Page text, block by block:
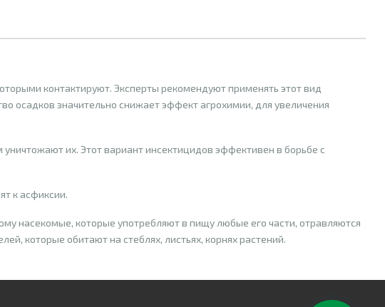
контактируют. Эксперты рекомендуют применять этот вид
осадков значительно снижает эффект агрохимии, для увеличения
их. Этот вариант инсектицидов эффективен в борьбе с
к асфиксии.
насекомые, которые употребляют в пищу любые его части, отравляются
которые обитают на стеблях, листьях, корнях растений.
белокрылками и другими вредителями. Эффективны как против яиц и